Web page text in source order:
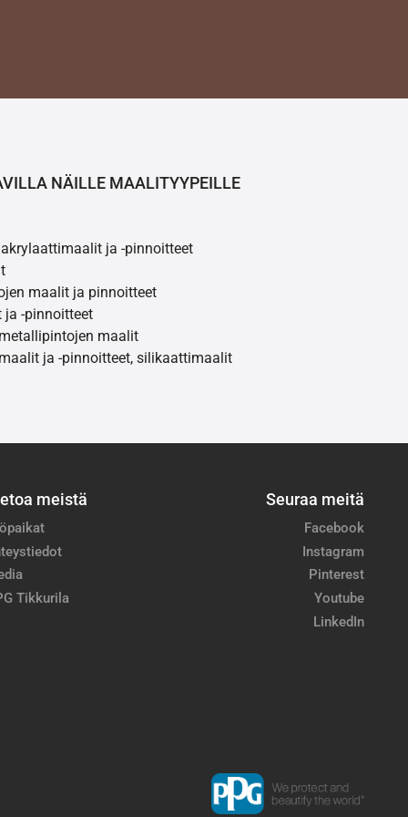
NÄILLE MAALITYYPEILLE
ja -pinnoitteet
maalit ja pinnoitteet
ja -pinnoitteet
maalit
ja -pinnoitteet, silikaattimaalit
meistä
Tikkurila
Seuraa meitä
Facebook
Instagram
Pinterest
Youtube
LinkedIn